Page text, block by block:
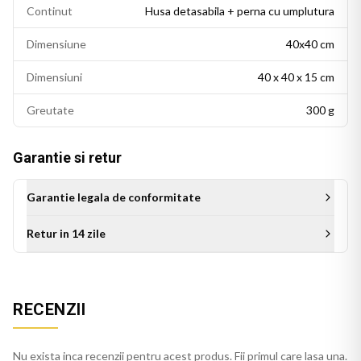
Este potrivita si ca idee de cadou pentru persoanele cu un
Continut Husa detasabila + perna cu umplutura
Dimensiune 40x40 cm
Dimensiuni 40 x 40 x 15 cm
Greutate 300 g
Garantie si retur
Garantie legala de conformitate
Retur in 14 zile
RECENZII
Nu exista inca recenzii pentru acest produs. Fii primul care lasa una.